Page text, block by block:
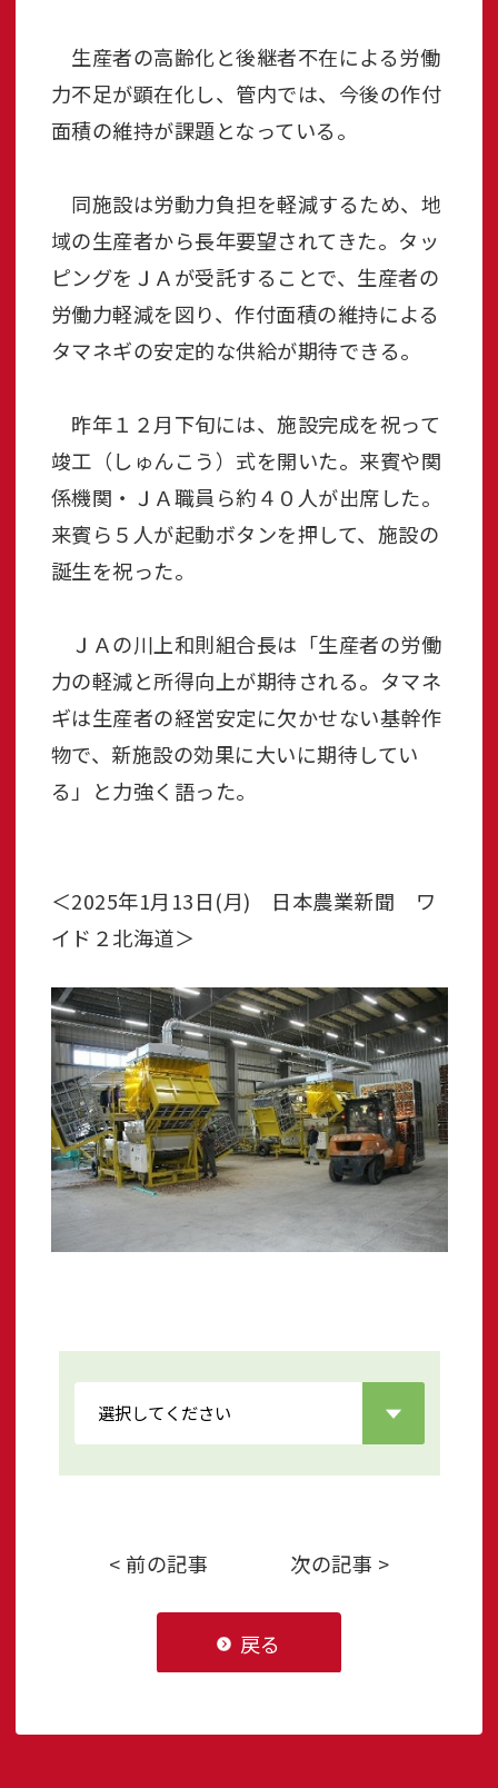
生産者の高齢化と後継者不在による労働
力不足が顕在化し、管内では、今後の作付
面積の維持が課題となっている。
同施設は労動力負担を軽減するため、地
域の生産者から長年要望されてきた。タッ
ピングをＪＡが受託することで、生産者の
労働力軽減を図り、作付面積の維持による
タマネギの安定的な供給が期待できる。
昨年１２月下旬には、施設完成を祝って
竣工（しゅんこう）式を開いた。来賓や関
係機関・ＪＡ職員ら約４０人が出席した。
来賓ら５人が起動ボタンを押して、施設の
誕生を祝った。
ＪＡの川上和則組合長は「生産者の労働
力の軽減と所得向上が期待される。タマネ
ギは生産者の経営安定に欠かせない基幹作
物で、新施設の効果に大いに期待してい
る」と力強く語った。
＜2025年1月13日(月) 日本農業新聞 ワ
イド２北海道＞
< 前の記事 次の記事 >
戻る